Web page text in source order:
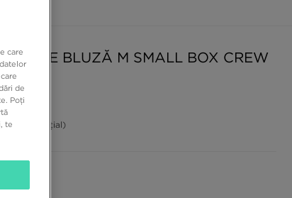
FACE BLUZĂ M SMALL BOX CREW
(Prețul inițial)
care
de
Poți
te